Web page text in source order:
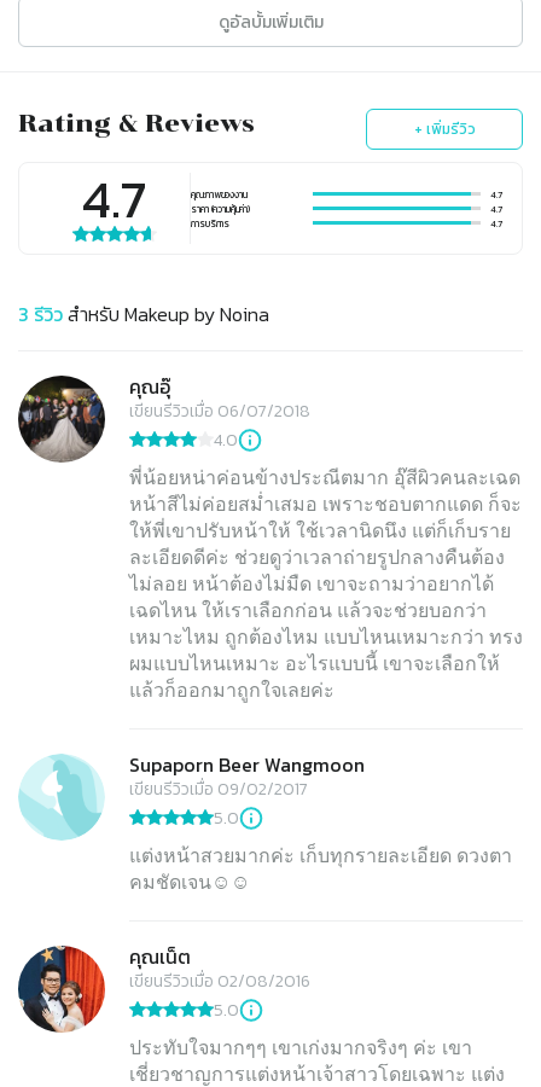
ดูอัลบั้มเพิ่มเติม
Rating & Reviews + เพิ่มรีวิว
4.7 คุณภาพของงาน
4.7
ราคา (ความคุ้มค่า)
4.7
การบริการ
4.7
3 รีวิวสำหรับ Makeup by Noina
คุณอุ๊
เขียนรีวิวเมื่อ 06/07/2018
4.0
พี่น้อยหน่าค่อนข้างประณีตมาก อุ๊สีผิวคนละเฉด
หน้าสีไม่ค่อยสม่ำเสมอ เพราะชอบตากแดด ก็จะ
ให้พี่เขาปรับหน้าให้ ใช้เวลานิดนึง แต่ก็เก็บราย
ละเอียดดีค่ะ ช่วยดูว่าเวลาถ่ายรูปกลางคืนต้อง
ไม่ลอย หน้าต้องไม่มืด เขาจะถามว่าอยากได้
เฉดไหน ให้เราเลือกก่อน แล้วจะช่วยบอกว่า
เหมาะไหม ถูกต้องไหม แบบไหนเหมาะกว่า ทรง
ผมแบบไหนเหมาะ อะไรแบบนี้ เขาจะเลือกให้
แล้วก็ออกมาถูกใจเลยค่ะ
Supaporn Beer Wangmoon
เขียนรีวิวเมื่อ 09/02/2017
5.0
แต่งหน้าสวยมากค่ะ เก็บทุกรายละเอียด ดวงตา
คมชัดเจน☺️☺️
คุณเน็ต
เขียนรีวิวเมื่อ 02/08/2016
5.0
ประทับใจมากๆๆ เขาเก่งมากจริงๆ ค่ะ เขา
เชี่ยวชาญการแต่งหน้าเจ้าสาวโดยเฉพาะ แต่ง